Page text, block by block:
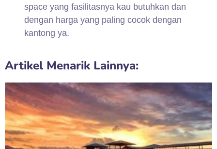
space yang fasilitasnya kau butuhkan dan
dengan harga yang paling cocok dengan
kantong ya.
Artikel Menarik Lainnya: